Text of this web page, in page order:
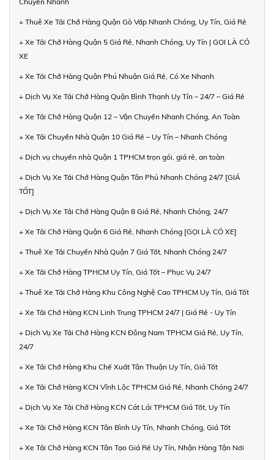
+ Thuê Xe Tải Chở Hàng Quận Gò Vấp Nhanh Chóng, Uy Tín, Giá Rẻ
+ Xe Tải Chở Hàng Quận 5 Giá Rẻ, Nhanh Chóng, Uy Tín | GỌI LÀ CÓ
XE
+ Xe Tải Chở Hàng Quận Phú Nhuận Giá Rẻ, Có Xe Nhanh
+ Dịch Vụ Xe Tải Chở Hàng Quận Bình Thạnh Uy Tín – 24/7 – Giá Rẻ
+ Xe Tải Chở Hàng Quận 12 – Vận Chuyển Nhanh Chóng, An Toàn
+ Xe Tải Chuyển Nhà Quận 10 Giá Rẻ – Uy Tín – Nhanh Chóng
+ Dịch vụ chuyển nhà Quận 1 TPHCM trọn gói, giá rẻ, an toàn
+ Dịch Vụ Xe Tải Chở Hàng Quận Tân Phú Nhanh Chóng 24/7 [GIÁ
TỐT]
+ Dịch Vụ Xe Tải Chở Hàng Quận 8 Giá Rẻ, Nhanh Chóng, 24/7
+ Xe Tải Chở Hàng Quận 6 Giá Rẻ, Nhanh Chóng [GỌI LÀ CÓ XE]
+ Thuê Xe Tải Chuyển Nhà Quận 7 Giá Tốt, Nhanh Chóng 24/7
+ Xe Tải Chở Hàng TPHCM Uy Tín, Giá Tốt – Phục Vụ 24/7
+ Thuê Xe Tải Chở Hàng Khu Công Nghệ Cao TPHCM Uy Tín, Giá Tốt
+ Xe Tải Chở Hàng KCN Linh Trung TPHCM 24/7 | Giá Rẻ - Uy Tín
+ Dịch Vụ Xe Tải Chở Hàng KCN Đông Nam TPHCM Giá Rẻ, Uy Tín,
24/7
+ Xe Tải Chở Hàng Khu Chế Xuất Tân Thuận Uy Tín, Giá Tốt
+ Xe Tải Chở Hàng KCN Vĩnh Lộc TPHCM Giá Rẻ, Nhanh Chóng 24/7
+ Dịch Vụ Xe Tải Chở Hàng KCN Cát Lái TPHCM Giá Tốt, Uy Tín
+ Xe Tải Chở Hàng KCN Tân Bình Uy Tín, Nhanh Chóng, Giá Tốt
+ Xe Tải Chở Hàng KCN Tân Tạo Giá Rẻ Uy Tín, Nhận Hàng Tận Nơi